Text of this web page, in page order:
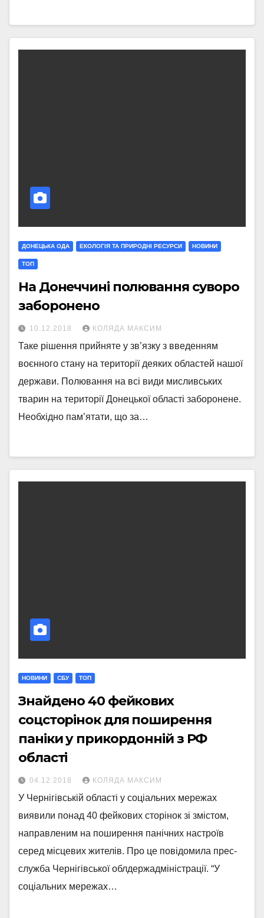
ДОНЕЦЬКА ОДА ЕКОЛОГІЯ ТА ПРИРОДНІ РЕСУРСИ НОВИНИ
ТОП
На Донеччині полювання суворо
заборонено
10.12.2018 КОЛЯДА МАКСИМ
Таке рішення прийняте у зв’язку з введенням
воєнного стану на території деяких областей нашої
держави. Полювання на всі види мисливських
тварин на території Донецької області заборонене.
Необхідно пам’ятати, що за…
НОВИНИ СБУ ТОП
Знайдено 40 фейкових
соцсторінок для поширення
паніки у прикордонній з РФ
області
04.12.2018 КОЛЯДА МАКСИМ
У Чернігівській області у соціальних мережах
виявили понад 40 фейкових сторінок зі змістом,
направленим на поширення панічних настроїв
серед місцевих жителів. Про це повідомила прес-
служба Чернігівської облдержадміністрації. “У
соціальних мережах…